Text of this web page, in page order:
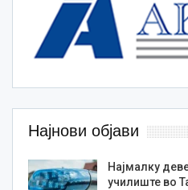
Најнови објави
Најмалку
училиште во